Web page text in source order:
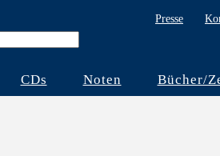
Presse
CDs Noten Bücher/